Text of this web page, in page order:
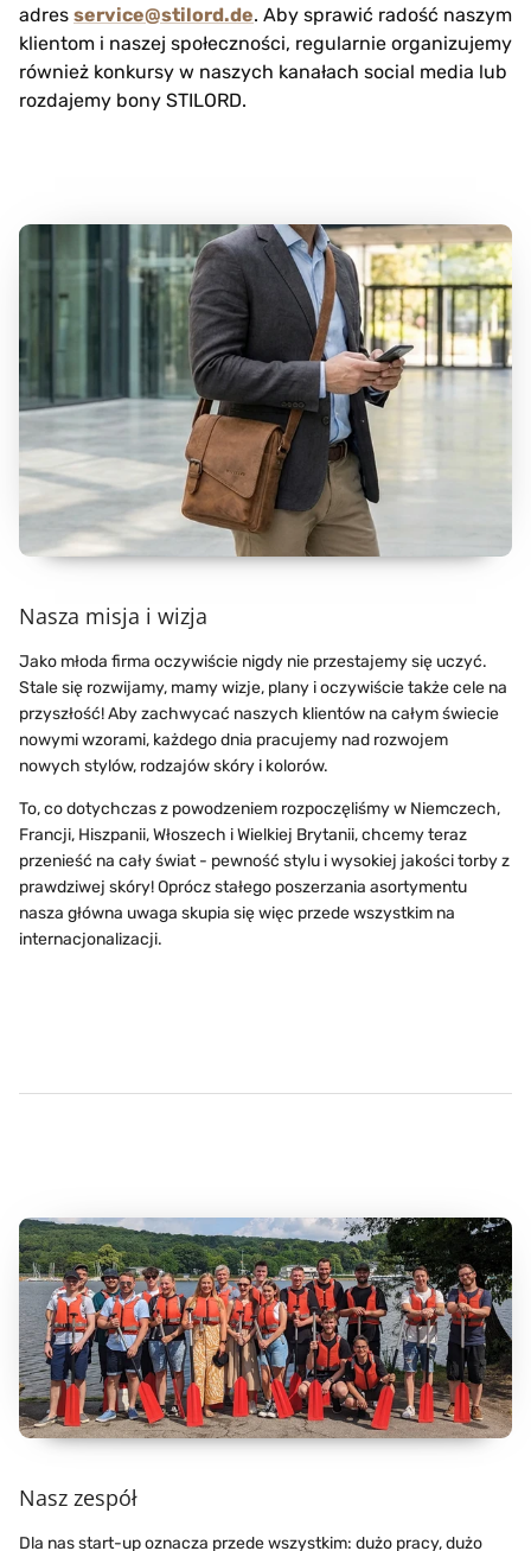
adres service@stilord.de. Aby sprawić radość naszym
klientom i naszej społeczności, regularnie organizujemy
również konkursy w naszych kanałach social media lub
rozdajemy bony STILORD.
Nasza misja i wizja
Jako młoda firma oczywiście nigdy nie przestajemy się uczyć.
Stale się rozwijamy, mamy wizje, plany i oczywiście także cele na
przyszłość! Aby zachwycać naszych klientów na całym świecie
nowymi wzorami, każdego dnia pracujemy nad rozwojem
nowych stylów, rodzajów skóry i kolorów.
To, co dotychczas z powodzeniem rozpoczęliśmy w Niemczech,
Francji, Hiszpanii, Włoszech i Wielkiej Brytanii, chcemy teraz
przenieść na cały świat - pewność stylu i wysokiej jakości torby z
prawdziwej skóry! Oprócz stałego poszerzania asortymentu
nasza główna uwaga skupia się więc przede wszystkim na
internacjonalizacji.
Nasz zespół
Dla nas start-up oznacza przede wszystkim: dużo pracy, dużo